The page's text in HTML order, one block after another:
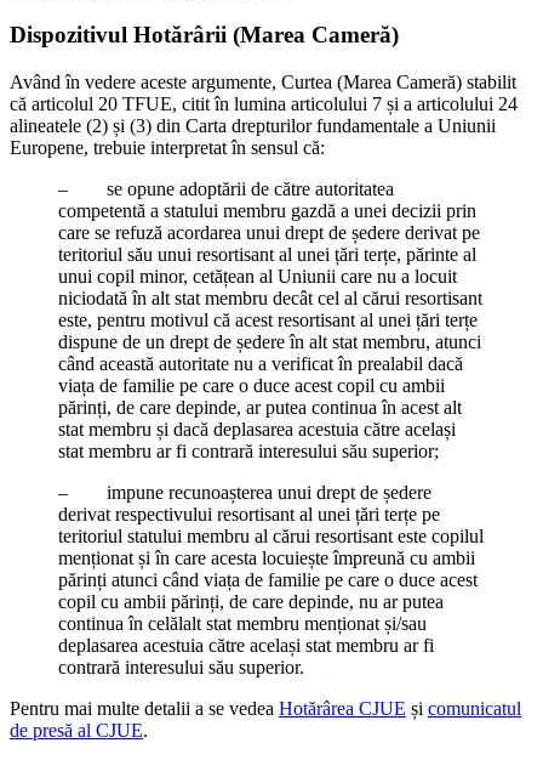
Dispozitivul Hotărârii (Marea Cameră)
Având în vedere aceste argumente, Curtea (Marea Cameră) stabilit
că articolul 20 TFUE, citit în lumina articolului 7 și a articolului 24
alineatele (2) și (3) din Carta drepturilor fundamentale a Uniunii
Europene, trebuie interpretat în sensul că:
– se opune adoptării de către autoritatea
competentă a statului membru gazdă a unei decizii prin
care se refuză acordarea unui drept de ședere derivat pe
teritoriul său unui resortisant al unei țări terțe, părinte al
unui copil minor, cetățean al Uniunii care nu a locuit
niciodată în alt stat membru decât cel al cărui resortisant
este, pentru motivul că acest resortisant al unei țări terțe
dispune de un drept de ședere în alt stat membru, atunci
când această autoritate nu a verificat în prealabil dacă
viața de familie pe care o duce acest copil cu ambii
părinți, de care depinde, ar putea continua în acest alt
stat membru și dacă deplasarea acestuia către același
stat membru ar fi contrară interesului său superior;
– impune recunoașterea unui drept de ședere
derivat respectivului resortisant al unei țări terțe pe
teritoriul statului membru al cărui resortisant este copilul
menționat și în care acesta locuiește împreună cu ambii
părinți atunci când viața de familie pe care o duce acest
copil cu ambii părinți, de care depinde, nu ar putea
continua în celălalt stat membru menționat și/sau
deplasarea acestuia către același stat membru ar fi
contrară interesului său superior.
Pentru mai multe detalii a se vedea Hotărârea CJUE și comunicatul
de presă al CJUE.